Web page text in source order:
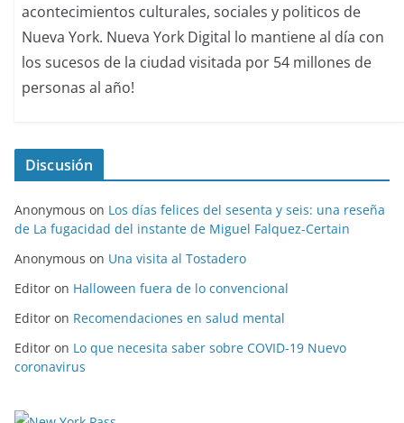
acontecimientos culturales, sociales y politicos de
Nueva York. Nueva York Digital lo mantiene al día con
los sucesos de la ciudad visitada por 54 millones de
personas al año!
Discusión
Anonymous on Los días felices del sesenta y seis: una reseña
de La fugacidad del instante de Miguel Falquez-Certain
Anonymous on Una visita al Tostadero
Editor on Halloween fuera de lo convencional
Editor on Recomendaciones en salud mental
Editor on Lo que necesita saber sobre COVID-19 Nuevo
coronavirus